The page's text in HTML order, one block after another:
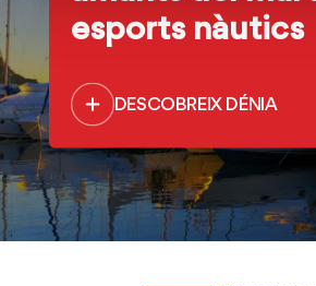
esports nàutics
DESCOBREIX DÉNIA